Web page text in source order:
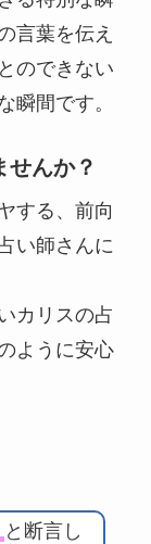
言葉を伝え
のできない
瞬間です。
せんか？
する、前向
い師さんに
カリスの占
ように安心
と断言し